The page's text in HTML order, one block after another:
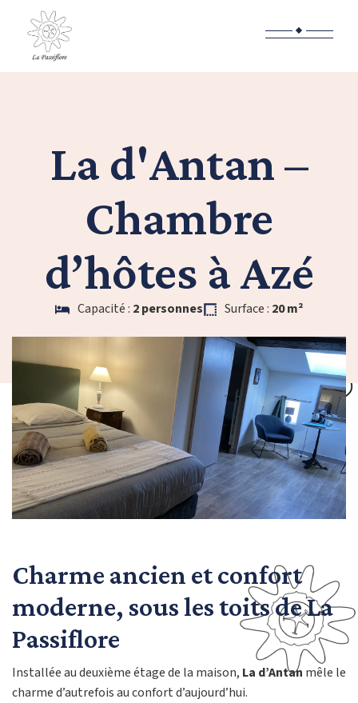
La d'Antan –
Chambre
d’hôtes à Azé
Capacité : 2 personnes Surface : 20 m²
Charme ancien et confort
moderne, sous les toits de La
Passiflore
Installée au deuxième étage de la maison, La d’Antan mêle le
charme d’autrefois au confort d’aujourd’hui.